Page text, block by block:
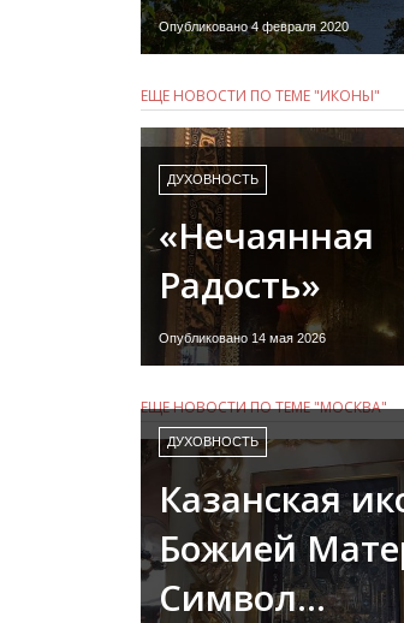
Опубликовано 4 февраля 2020
ЕЩЕ НОВОСТИ ПО ТЕМЕ "ИКОНЫ"
ДУХОВНОСТЬ
«Нечаянная
Радость»
Опубликовано 14 мая 2026
ЕЩЕ НОВОСТИ ПО ТЕМЕ "МОСКВА"
ДУХОВНОСТЬ
Казанская
Божией
Символ…